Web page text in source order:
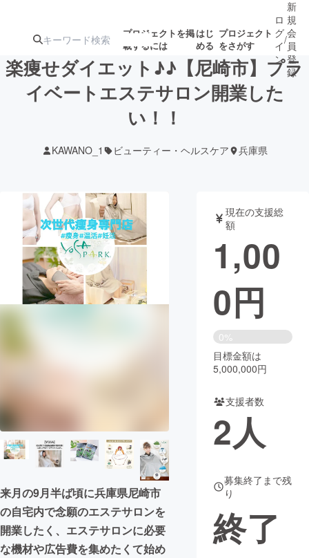
プロジェクトを掲
載するには
はじ
める
プロジェクト
をさがす
注目の新着プロ
募集終了が近いプ
テクノロジー・ガジェット
映像・映画 書籍・雑誌
ビジネス・起業 チャレンジ
CAMPFIRE Creation
コミュニティ
ロ
グ
イ
ン
/
新
規
会
員
登
録
楽痩せダイエット♪♪【尼崎市】プラ
イベートエステサロン開業した
い！！
KAWANO_1 ビューティー・ヘルスケア 兵庫県
来月の9月半ば頃に兵庫県尼崎市
の自宅内で念願のエステサロンを
開業したく、エステサロンに必要
な機材や広告費を集めたくて始め
現在の支援総
額
1,00
0円
0%
目標金額は
5,000,000円
支援者数
2人
募集終了まで残
り
終了